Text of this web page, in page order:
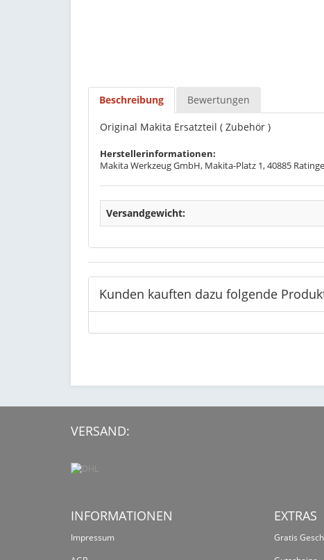
Beschreibung Bewertungen
Original Makita Ersatzteil ( Zubehör )
Herstellerinformationen:
Makita Werkzeug GmbH, Makita-Platz 1, 40885
Versandgewicht:
Kunden kauften dazu folgende
VERSAND:
INFORMATIONEN
Impressum
EXTRAS
Gratis